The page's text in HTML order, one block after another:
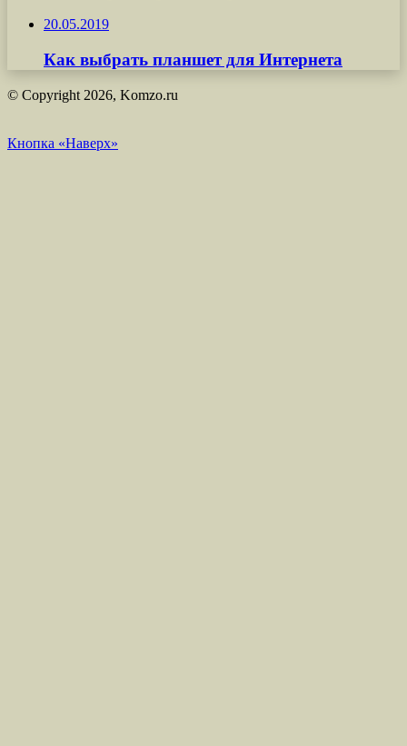
20.05.2019
Как выбрать планшет для Интернета
© Copyright 2026, Komzo.ru
Кнопка «Наверх»